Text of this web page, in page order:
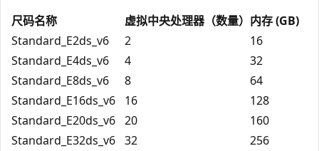
尺码名称
虚拟中央处理器（数量） 内存 (GB)
Standard_E2ds_v6
2
16
Standard_E4ds_v6
4
32
Standard_E8ds_v6
8
64
Standard_E16ds_v6
16
128
Standard_E20ds_v6 20
160
Standard_E32ds_v6 32
256